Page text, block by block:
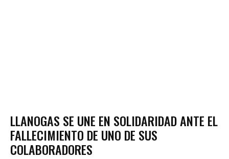
LLANOGAS SE UNE EN SOLIDARIDAD ANTE EL
FALLECIMIENTO DE UNO DE SUS
COLABORADORES